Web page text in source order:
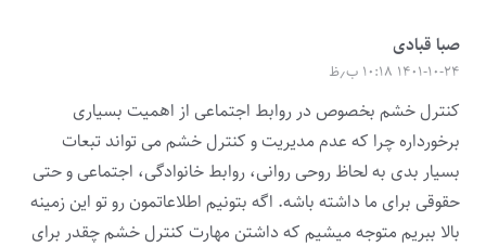
صبا قبادی
۱۴۰۱-۱۰-۲۴ ۱۰:۱۸ ب٫ظ
کنترل خشم بخصوص در روابط اجتماعی از اهمیت بسیاری
برخورداره چرا که عدم مدیریت و کنترل خشم می تواند تبعات
بسیار بدی به لحاظ روحی روانی، روابط خانوادگی، اجتماعی و حتی
حقوقی برای ما داشته باشه. اگه بتونیم اطلاعاتمون رو تو این زمینه
بالا ببریم متوجه میشیم که داشتن مهارت کنترل خشم چقدر برای